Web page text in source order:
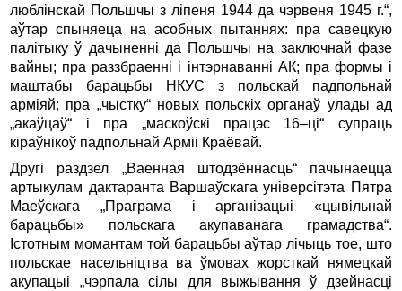
люблінскай Польшчы з ліпеня 1944 да чэрвеня 1945 г.“,
аўтар спыняеца на асобных пытаннях: пра савецкую
палітыку ў дачыненні да Польшчы на за­ключнай фазе
вайны; пра раззбраенні і інтэрнаванні АК; пра формы і
маштабы барацьбы НКУС з польскай падпольнай
арміяй; пра „чыстку“ новых польскіх органаў улады ад
„акаўцаў“ і пра „маскоўскі працэс 16–ці“ супраць
кіраўнікоў падпольнай Арміі Краёвай.
Другі раздзел „Ваенная штодзённасць“ пачынаецца
артыкулам дактаранта Варшаўскага універсітэта Пятра
Маеўскага „Праграма і арганізацыі «цывільнай
барацьбы» польскага акупаванага грамадства“.
Істотным момантам той барацьбы аўтар лічыць тое, што
польскае насельніцтва ва ўмовах жорсткай нямецкай
акупацыі „чэрпала сілы для выжывання ў дзейнасці